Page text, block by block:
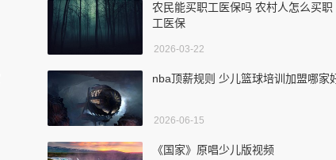
农民能买职工医保吗 农村人怎么买职
工医保
2026-03-22
nba顶薪规则 少儿篮球培训加盟哪家
2026-06-15
《国家》原唱少儿版视频